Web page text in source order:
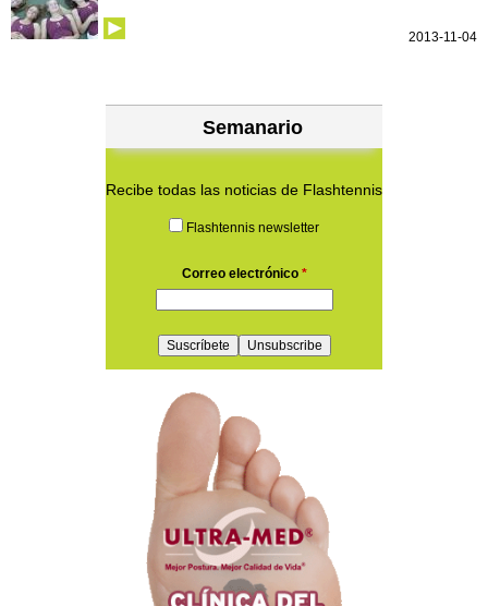
2013-11-04
Semanario
Recibe todas las noticias de Flashtennis
Flashtennis newsletter
Correo electrónico *